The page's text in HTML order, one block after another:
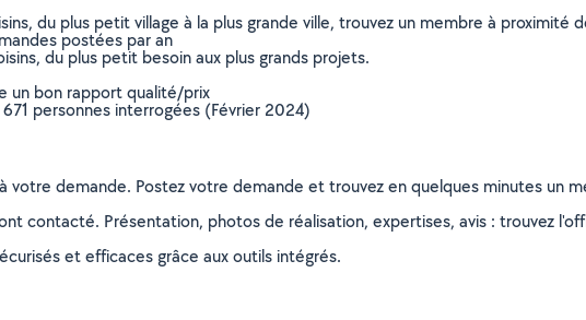
du plus petit village à la plus grande ville, trouvez un membre à proximité
postées par an
du plus petit besoin aux plus grands projets.
un bon rapport qualité/prix
personnes interrogées (Février 2024)
votre demande. Postez votre demande et trouvez en quelques minutes un
contacté. Présentation, photos de réalisation, expertises, avis : trouvez
et efficaces grâce aux outils intégrés.